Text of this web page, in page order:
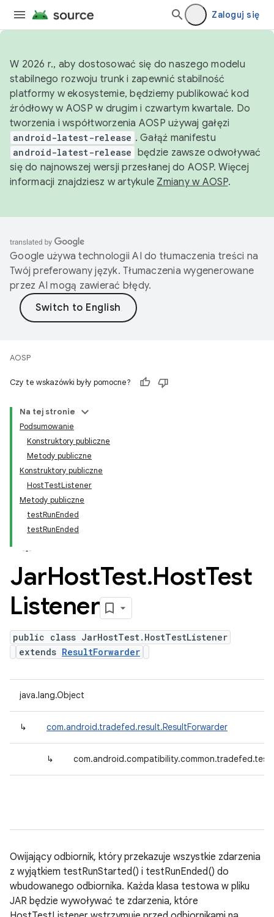
Zaloguj się
W 2026 r., aby dostosować się do naszego modelu
stabilnego rozwoju trunk i zapewnić stabilność
platformy w ekosystemie, będziemy publikować kod
źródłowy w AOSP w drugim i czwartym kwartale. Do
tworzenia i współtworzenia AOSP używaj gałęzi
android-latest-release . Gałąź manifestu
android-latest-release będzie zawsze odwoływać
się do najnowszej wersji przesłanej do AOSP. Więcej
informacji znajdziesz w artykule Zmiany w AOSP.
Google używa technologii AI do tłumaczenia treści na
Twój preferowany język. Tłumaczenia wygenerowane
przez AI mogą zawierać błędy.
AOSP
Czy te wskazówki były pomocne?
Na tej stronie
Podsumowanie
Konstruktory publiczne
Metody publiczne
Konstruktory publiczne
HostTestListener
Metody publiczne
testRunEnded
testRunEnded
JarHostTest.HostTest
Listener
public class JarHostTest.HostTestListener
extends ResultForwarder
java.lang.Object
↳ com.android.tradefed.result.ResultForwarder
↳
Owijający odbiornik, który przekazuje wszystkie zdarzenia
z wyjątkiem testRunStarted() i testRunEnded() do
wbudowanego odbiornika. Każda klasa testowa w pliku
JAR będzie wywoływać te zdarzenia, które